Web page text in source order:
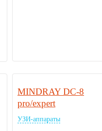
MINDRAY DC-8
pro/expert
УЗИ-аппараты